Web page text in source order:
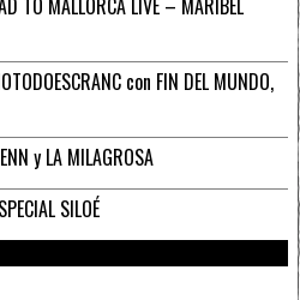
TO MALLORCA LIVE – MARIBEL
con FIN DEL MUNDO,
y LA MILAGROSA
SILOÉ